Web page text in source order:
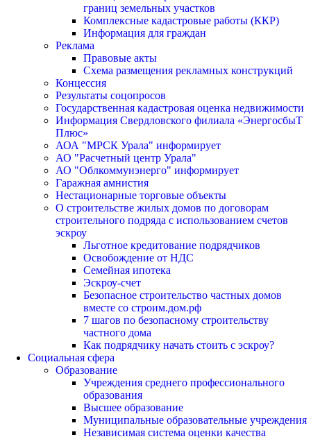
границ земельных участков
Комплексные кадастровые работы (ККР)
Информация для граждан
Реклама
Правовые акты
Схема размещения рекламных конструкций
Концессия
Результаты соцопросов
Государственная кадастровая оценка недвижимости
Информация Свердловского филиала «ЭнергосбыТ
Плюс»
АОА "МРСК Урала" информирует
АО "Расчетный центр Урала"
АО "Облкоммунэнерго" информирует
Гаражная амнистия
Нестационарные торговые объекты
О строительстве жилых домов по договорам
строительного подряда с использованием счетов
эскроу
Льготное кредитование подрядчиков
Освобождение от НДС
Семейная ипотека
Эскроу-счет
Безопасное строительство частных домов
вместе со строим.дом.рф
7 шагов по безопасному строительству
частного дома
Как подрядчику начать стоить с эскроу?
Социальная сфера
Образование
Учреждения среднего профессионального
образования
Высшее образование
Муниципальные образовательные учреждения
Независимая система оценки качества